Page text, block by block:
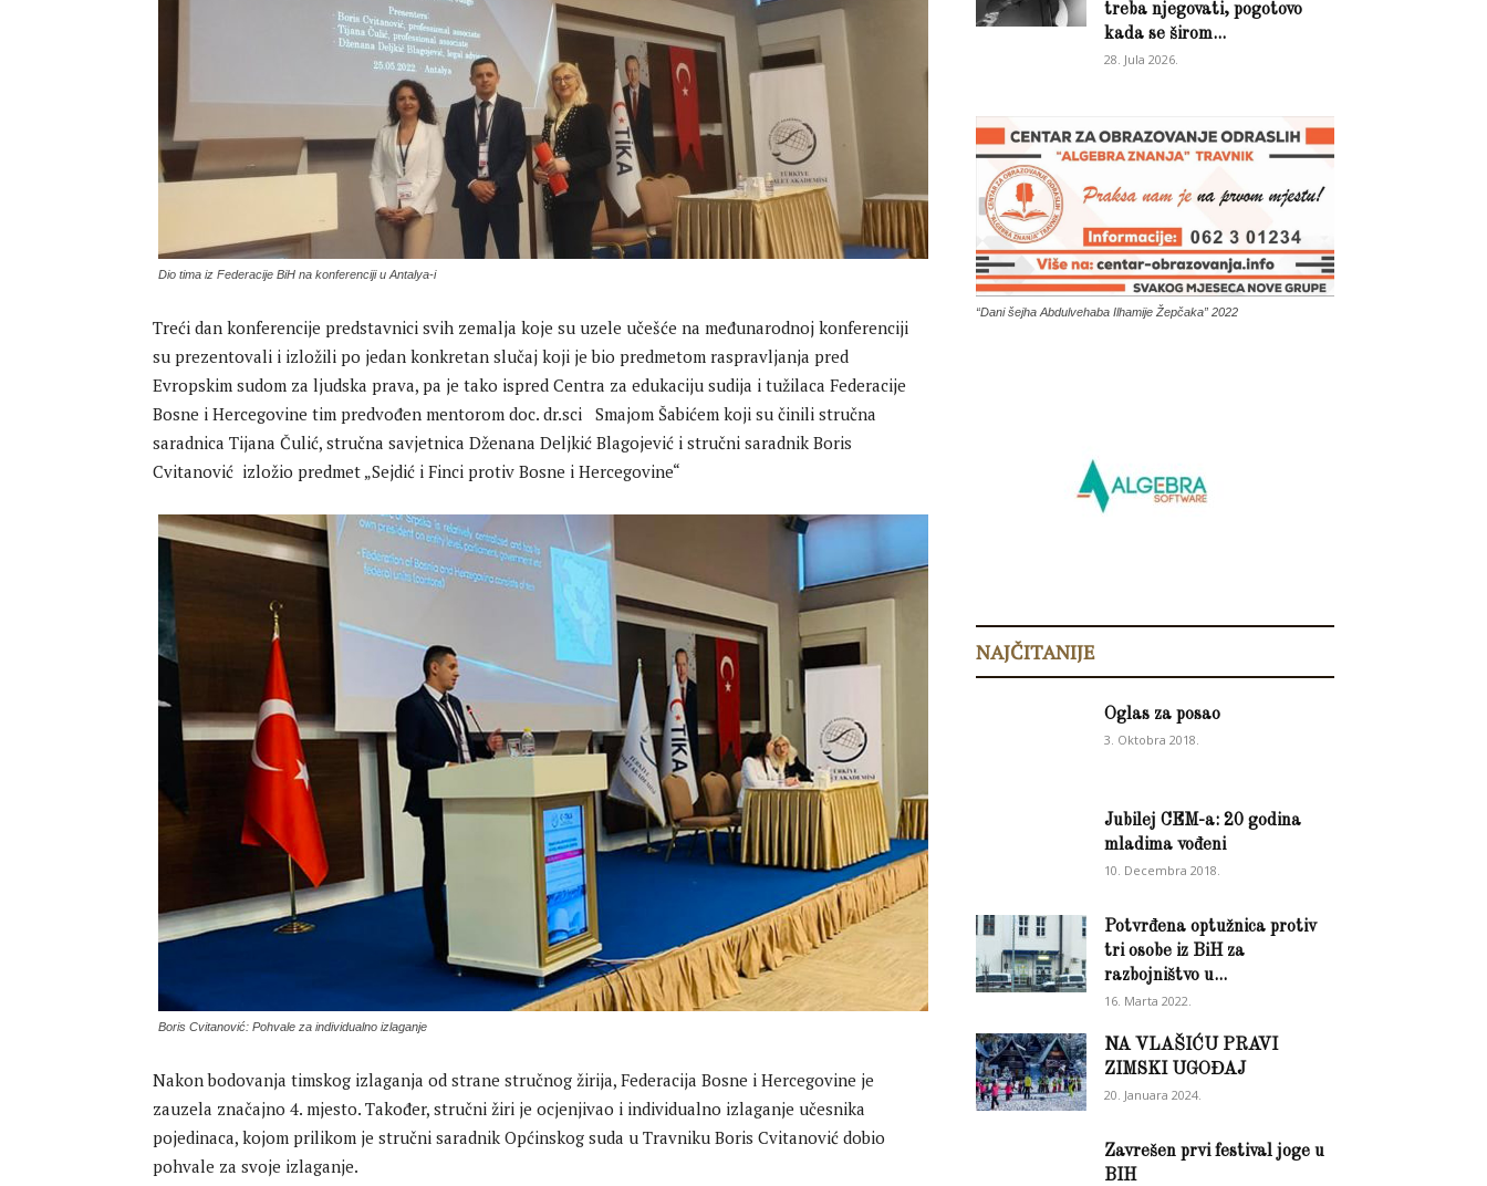
Dio tima iz Federacije BiH na konferenciji u Antalya-i
Treći dan konferencije predstavnici svih zemalja koje su uzele učešće na međunarodnoj konferenciji
su prezentovali i izložili po jedan konkretan slučaj koji je bio predmetom raspravljanja pred
Evropskim sudom za ljudska prava, pa je tako ispred Centra za edukaciju sudija i tužilaca Federacije
Bosne i Hercegovine tim predvođen mentorom doc. dr.sci Smajom Šabićem koji su činili stručna
saradnica Tijana Čulić, stručna savjetnica Dženana Deljkić Blagojević i stručni saradnik Boris
Cvitanović izložio predmet „Sejdić i Finci protiv Bosne i Hercegovine“
Boris Cvitanović: Pohvale za individualno izlaganje
Nakon bodovanja timskog izlaganja od strane stručnog žirija, Federacija Bosne i Hercegovine je
zauzela značajno 4. mjesto. Također, stručni žiri je ocjenjivao i individualno izlaganje učesnika
pojedinaca, kojom prilikom je stručni saradnik Općinskog suda u Travniku Boris Cvitanović dobio
pohvale za svoje izlaganje.
treba njegovati, pogotovo
kada se širom...
28. Jula 2026.
“Dani šejha Abdulvehaba Ilhamije Žepčaka” 2022
NAJČITANIJE
Oglas za posao
3. Oktobra 2018.
Jubilej CEM-a: 20 godina
mladima vođeni
10. Decembra 2018.
Potvrđena optužnica protiv
tri osobe iz BiH za
razbojništvo u...
16. Marta 2022.
NA VLAŠIĆU PRAVI
ZIMSKI UGOĐAJ
20. Januara 2024.
Zavrešen prvi festival joge u
BIH